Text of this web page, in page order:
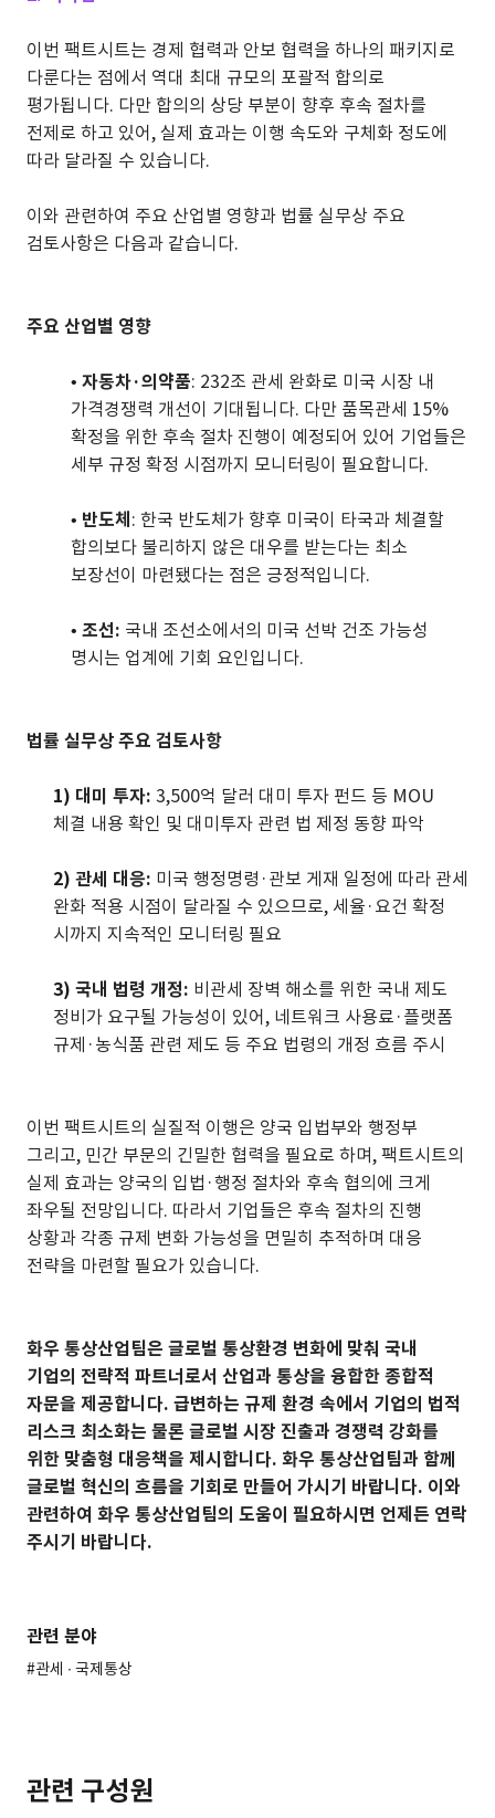
이번 팩트시트는 경제 협력과 안보 협력을 하나의 패키지로
다룬다는 점에서 역대 최대 규모의 포괄적 합의로
평가됩니다. 다만 합의의 상당 부분이 향후 후속 절차를
전제로 하고 있어, 실제 효과는 이행 속도와 구체화 정도에
따라 달라질 수 있습니다.
이와 관련하여 주요 산업별 영향과 법률 실무상 주요
검토사항은 다음과 같습니다.
주요 산업별 영향
• 자동차·의약품: 232조 관세 완화로 미국 시장 내
가격경쟁력 개선이 기대됩니다. 다만 품목관세 15%
확정을 위한 후속 절차 진행이 예정되어 있어 기업들은
세부 규정 확정 시점까지 모니터링이 필요합니다.
• 반도체 : 한국 반도체가 향후 미국이 타국과 체결할
합의보다 불리하지 않은 대우를 받는다는 최소
보장선이 마련됐다는 점은 긍정적입니다.
• 조선: 국내 조선소에서의 미국 선박 건조 가능성
명시는 업계에 기회 요인입니다.
법률 실무상 주요 검토사항
1) 대미 투자: 3,500억 달러 대미 투자 펀드 등 MOU
체결 내용 확인 및 대미투자 관련 법 제정 동향 파악
2) 관세 대응: 미국 행정명령·관보 게재 일정에 따라 관세
완화 적용 시점이 달라질 수 있으므로, 세율·요건 확정
시까지 지속적인 모니터링 필요
3) 국내 법령 개정: 비관세 장벽 해소를 위한 국내 제도
정비가 요구될 가능성이 있어, 네트워크 사용료·플랫폼
규제·농식품 관련 제도 등 주요 법령의 개정 흐름 주시
이번 팩트시트의 실질적 이행은 양국 입법부와 행정부
그리고, 민간 부문의 긴밀한 협력을 필요로 하며, 팩트시트의
실제 효과는 양국의 입법·행정 절차와 후속 협의에 크게
좌우될 전망입니다. 따라서 기업들은 후속 절차의 진행
상황과 각종 규제 변화 가능성을 면밀히 추적하며 대응
전략을 마련할 필요가 있습니다.
화우 통상산업팀은 글로벌 통상환경 변화에 맞춰 국내
기업의 전략적 파트너로서 산업과 통상을 융합한 종합적
자문을 제공합니다. 급변하는 규제 환경 속에서 기업의 법적
리스크 최소화는 물론 글로벌 시장 진출과 경쟁력 강화를
위한 맞춤형 대응책을 제시합니다. 화우 통상산업팀과 함께
글로벌 혁신의 흐름을 기회로 만들어 가시기 바랍니다. 이와
관련하여 화우 통상산업팀의 도움이 필요하시면 언제든 연락
주시기 바랍니다.
관련 분야
#관세 ∙ 국제통상
관련 구성원